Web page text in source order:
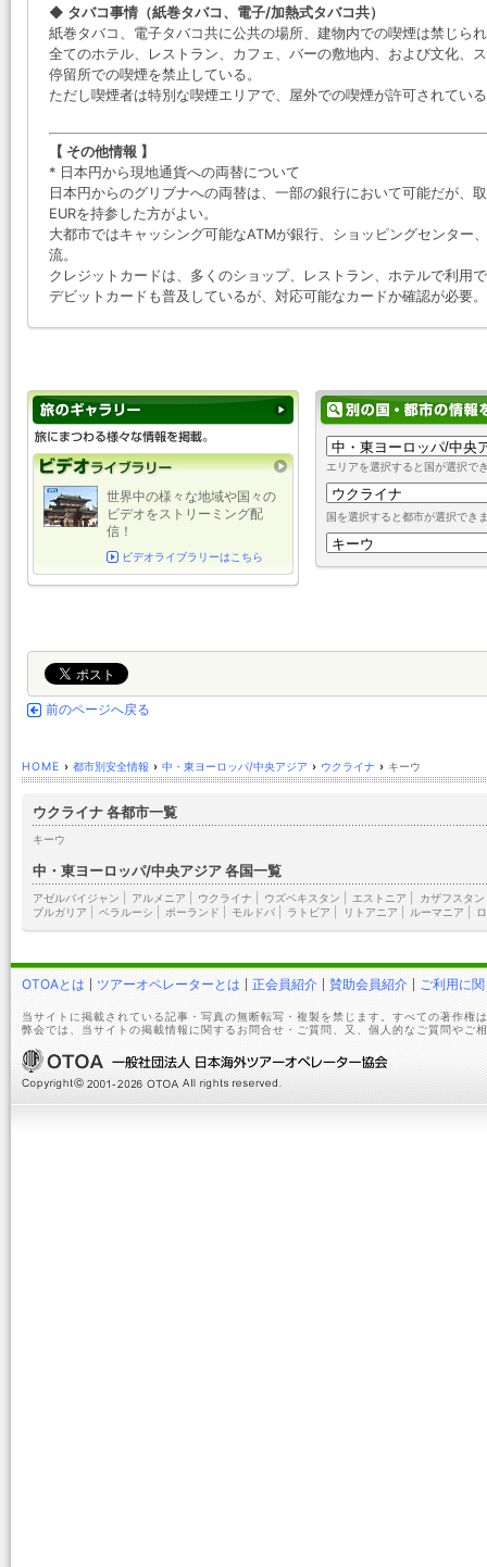
◆ タバコ事情（紙巻タバコ、電子/加熱式タバコ共）
紙巻タバコ、電子タバコ共に公共の場所、建物内での喫煙は禁じら
全てのホテル、レストラン、カフェ、バーの敷地内、および文化、
停留所での喫煙を禁止している。
ただし喫煙者は特別な喫煙エリアで、屋外での喫煙が許可されてい
【 その他情報 】
* 日本円から現地通貨への両替について
日本円からのグリブナへの両替は、一部の銀行において可能だが、
EURを持参した方がよい。
大都市ではキャッシング可能なATMが銀行、ショッピングセンター
流。
クレジットカードは、多くのショップ、レストラン、ホテルで利用
デビットカードも普及しているが、対応可能なカードか確認が必要。
エリアを選択すると国が選択で
国を選択すると都市が選択でき
世界中の様々な地域や国々の
ビデオをストリーミング配
信！
ビデオライブラリーはこちら
前のページへ戻る
HOME › 都市別安全情報 › 中・東ヨーロッパ/中央アジア › ウクライナ › キーウ
ウクライナ 各都市一覧
キーウ
中・東ヨーロッパ/中央アジア 各国一覧
アゼルバイジャン アルメニア ウクライナ ウズベキスタン エストニア カザフスタン
ブルガリア
ベラルーシ ポーランド モルドバ ラトビア リトアニア ルーマニア
OTOAとは ツアーオペレーターとは 正会員紹介 賛助会員紹介 ご利用に
当サイトに掲載されている記事・写真の無断転写・複製を禁じます。すべての著作権
弊会では、当サイトの掲載情報に関するお問合せ・ご質問、又、個人的なご質問やご